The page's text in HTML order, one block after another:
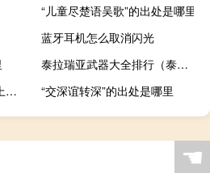
“儿童尽楚语吴歌”的出处是哪里
蓝牙耳机怎么取消闪光
泰拉瑞亚武器大全排行（泰拉瑞亚武器大全）
试述顾恺之在中国绘画史上的地位
“交深谊转深”的出处是哪里
☚